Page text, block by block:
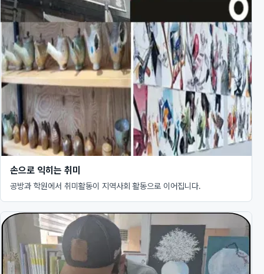
손으로 익히는 취미
공방과 학원에서 취미활동이 지역사회 활동으로 이어집니다.